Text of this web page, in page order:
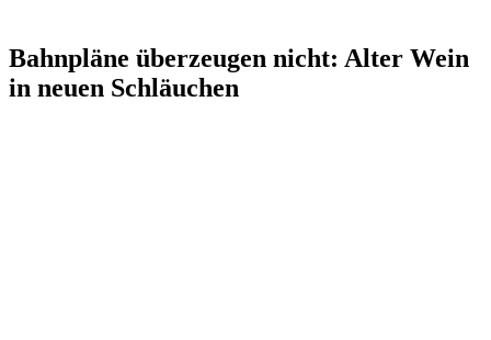
Bahnpläne überzeugen nicht: Alter Wein
in neuen Schläuchen